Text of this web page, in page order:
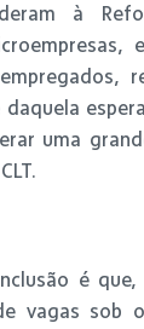
à
uma
é que,
vagas sob